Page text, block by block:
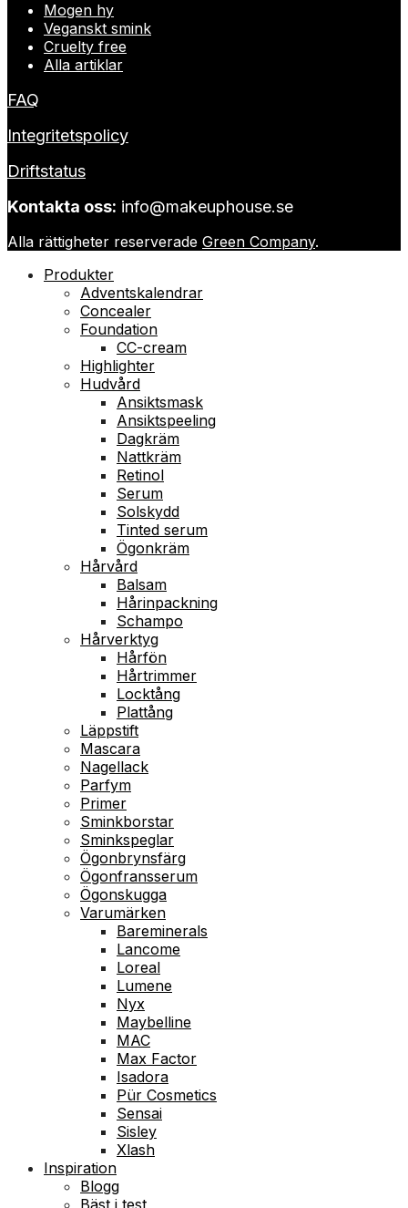
Mogen hy
Veganskt smink
Cruelty free
Alla artiklar
FAQ
Integritetspolicy
Driftstatus
Kontakta oss: info@makeuphouse.se
Alla rättigheter reserverade Green Company.
Produkter
Adventskalendrar
Concealer
Foundation
CC-cream
Highlighter
Hudvård
Ansiktsmask
Ansiktspeeling
Dagkräm
Nattkräm
Retinol
Serum
Solskydd
Tinted serum
Ögonkräm
Hårvård
Balsam
Hårinpackning
Schampo
Hårverktyg
Hårfön
Hårtrimmer
Locktång
Plattång
Läppstift
Mascara
Nagellack
Parfym
Primer
Sminkborstar
Sminkspeglar
Ögonbrynsfärg
Ögonfransserum
Ögonskugga
Varumärken
Bareminerals
Lancome
Loreal
Lumene
Nyx
Maybelline
MAC
Max Factor
Isadora
Pür Cosmetics
Sensai
Sisley
Xlash
Inspiration
Blogg
Bäst i test